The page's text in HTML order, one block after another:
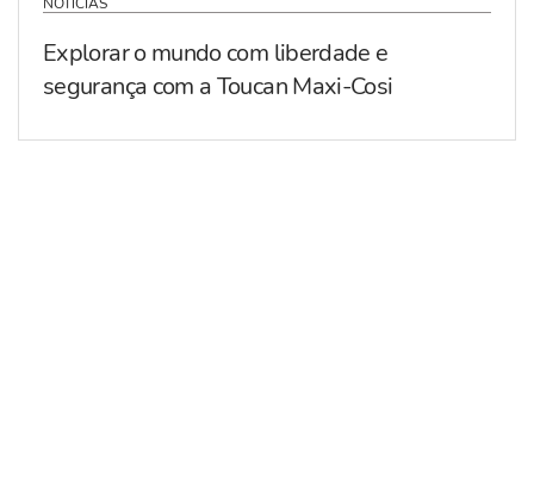
NOTÍCIAS
Explorar o mundo com liberdade e
segurança com a Toucan Maxi-Cosi